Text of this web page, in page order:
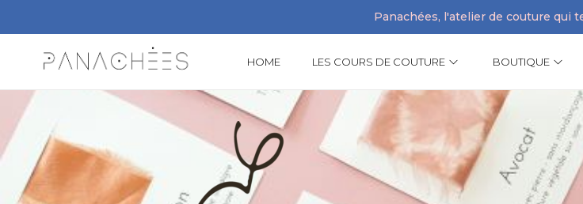
Panachées, l'atelier de couture qui
HOME LES COURS DE COUTURE BOUTIQUE